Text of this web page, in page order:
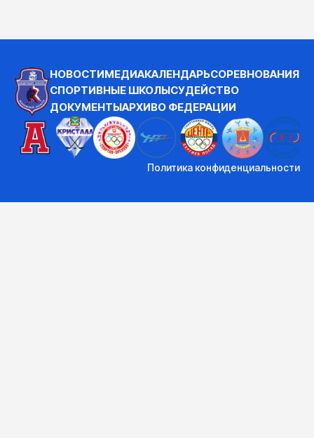
НОВОСТИМЕДИАКАЛЕНДАРЬСОРЕВНОВАНИЯ
СПОРТИВНЫЕ ШКОЛЫСУДЕЙСТВО
ДОКУМЕНТЫАРХИВО ФЕДЕРАЦИИ
Политика конфиденциальности